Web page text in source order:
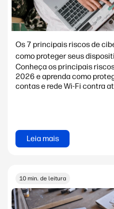
Os 7 principais riscos de
como proteger seus
Conheça os principais
2026 e aprenda como
contas e rede Wi-Fi contra
Leia mais
10 min. de leitura